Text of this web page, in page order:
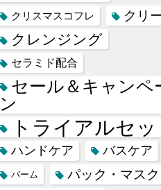
クリスマスコフレ
クリ
クレンジング
セラミド配合
セール＆キャンペ
ン
トライアルセッ
ハンドケア バスケア
バーム
パック・マスク